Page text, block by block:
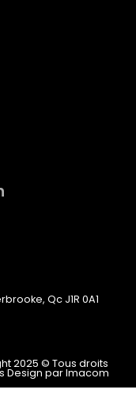
Qc J1R 0A1
2025 © Tous droits
Design par Imacom